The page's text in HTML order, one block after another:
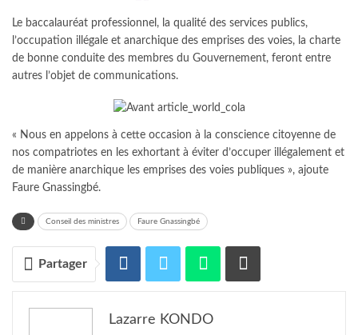
Le baccalauréat professionnel, la qualité des services publics,
l’occupation illégale et anarchique des emprises des voies, la charte
de bonne conduite des membres du Gouvernement, feront entre
autres l’objet de communications.
« Nous en appelons à cette occasion à la conscience citoyenne de
nos compatriotes en les exhortant à éviter d’occuper illégalement et
de manière anarchique les emprises des voies publiques », ajoute
Faure Gnassingbé.
Conseil des ministres Faure Gnassingbé
Partager
Lazarre KONDO